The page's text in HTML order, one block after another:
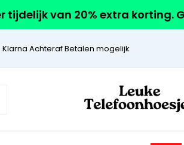
tijdelijk van 20% extra korting.
Klarna Achteraf Betalen mogelijk